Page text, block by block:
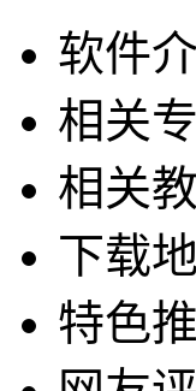
软件
相关
相关
下载
特色